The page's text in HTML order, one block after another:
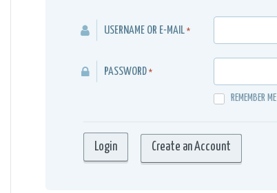
USERNAME OR E-MAIL *
PASSWORD *
REMEMBER ME
Create an Account